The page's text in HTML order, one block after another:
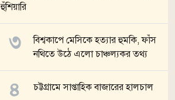
হুঁশিয়ারি
বিশ্বকাপে মেসিকে হত্যার হুমকি, ফাঁস
নথিতে উঠে এলো চাঞ্চল্যকর তথ্য
চট্টগ্রামে সাপ্তাহিক বাজারের হালচাল